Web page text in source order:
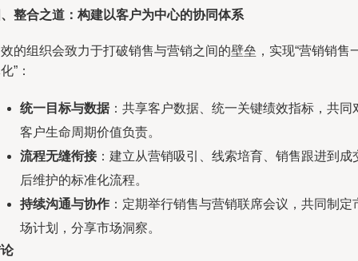
整合之道：构建以客户为中心的协同体系
的组织会致力于打破销售与营销之间的壁垒，实现“营销销售
”：
统一目标与数据：共享客户数据、统一关键绩效指标，共同
客户生命周期价值负责。
流程无缝衔接：建立从营销吸引、线索培育、销售跟进到成
后维护的标准化流程。
持续沟通与协作 ：定期举行销售与营销联席会议，共同制定
场计划，分享市场洞察。